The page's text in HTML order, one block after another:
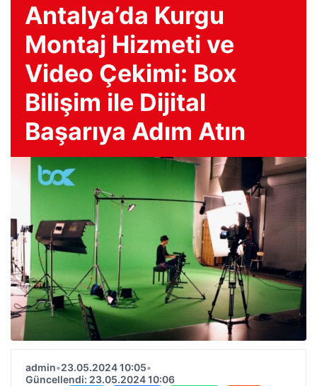
Antalya’da Kurgu
Montaj Hizmeti ve
Video Çekimi: Box
Bilişim ile Dijital
Başarıya Adım Atın
admin•23.05.2024 10:05•
Güncellendi: 23.05.2024 10:06